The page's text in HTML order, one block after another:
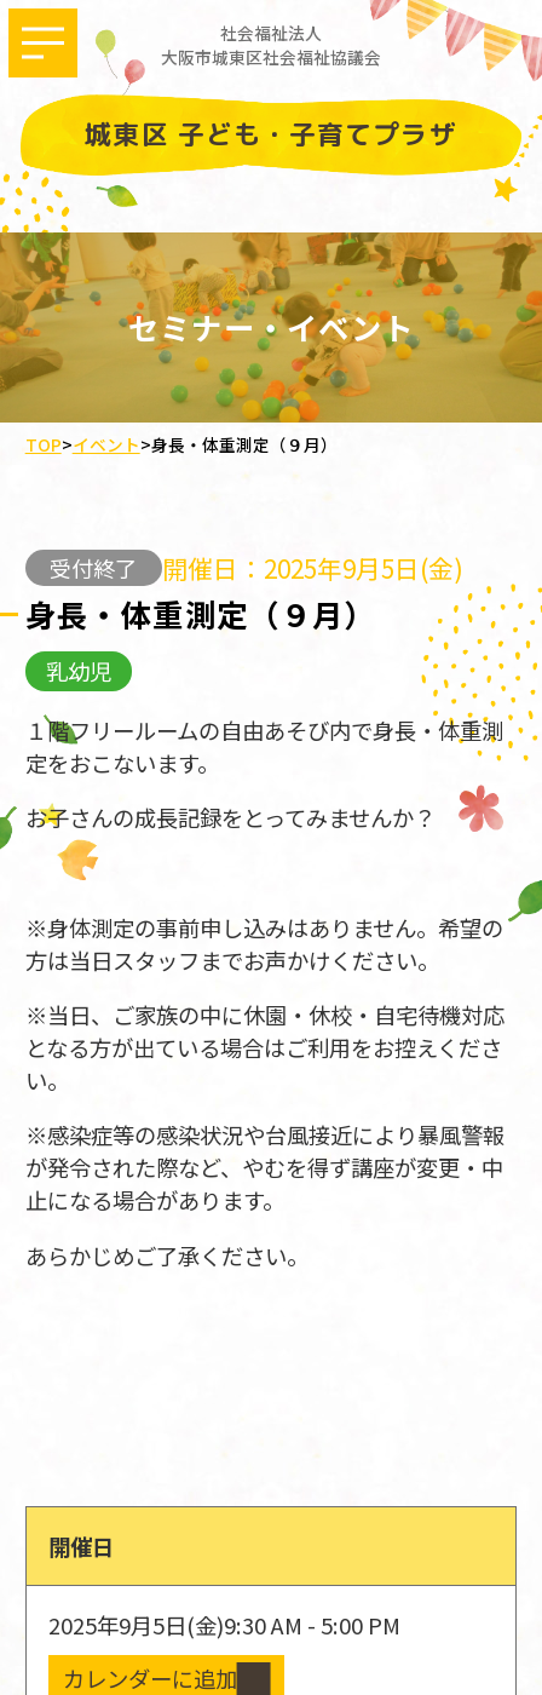
社会福祉法人
大阪市城東区社会福祉協議会
城東区 子ども・子育てプラザ
セミナー・イベント
TOP>イベント>身長・体重測定（９月）
受付終了 開催日：2025年9月5日(金)
身長・体重測定（９月）
乳幼児
１階フリールームの自由あそび内で身長・体重測
定をおこないます。
お子さんの成長記録をとってみませんか？
※身体測定の事前申し込みはありません。希望の
方は当日スタッフまでお声かけください。
※当日、ご家族の中に休園・休校・自宅待機対応
となる方が出ている場合はご利用をお控えくださ
い。
※感染症等の感染状況や台風接近により暴風警報
が発令された際など、やむを得ず講座が変更・中
止になる場合があります。
あらかじめご了承ください。
開催日
2025年9月5日(金)9:30 AM - 5:00 PM
カレンダーに追加